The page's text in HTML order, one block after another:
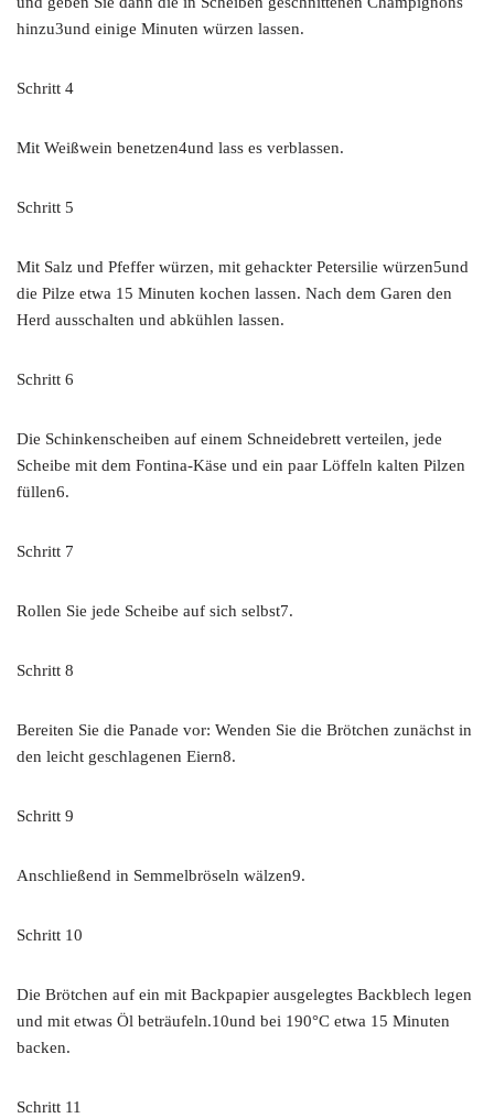
hinzu3und einige Minuten würzen lassen.
Schritt 4
Mit Weißwein benetzen4und lass es verblassen.
Schritt 5
Mit Salz und Pfeffer würzen, mit gehackter Petersilie würzen5und
die Pilze etwa 15 Minuten kochen lassen. Nach dem Garen den
Herd ausschalten und abkühlen lassen.
Schritt 6
Die Schinkenscheiben auf einem Schneidebrett verteilen, jede
Scheibe mit dem Fontina-Käse und ein paar Löffeln kalten Pilzen
füllen6.
Schritt 7
Rollen Sie jede Scheibe auf sich selbst7.
Schritt 8
Bereiten Sie die Panade vor: Wenden Sie die Brötchen zunächst in
den leicht geschlagenen Eiern8.
Schritt 9
Anschließend in Semmelbröseln wälzen9.
Schritt 10
Die Brötchen auf ein mit Backpapier ausgelegtes Backblech legen
und mit etwas Öl beträufeln.10und bei 190°C etwa 15 Minuten
backen.
Schritt 11